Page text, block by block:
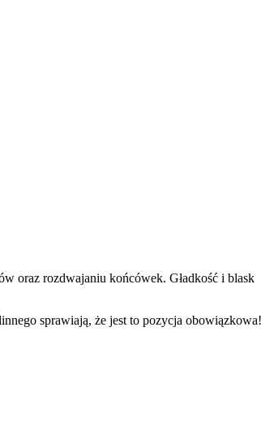
oraz rozdwajaniu końcówek. Gładkość i blask
sprawiają, że jest to pozycja obowiązkowa!